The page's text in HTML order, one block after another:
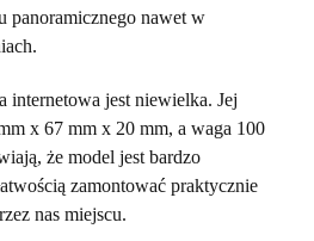
panoramicznego nawet w
internetowa jest niewielka. Jej
x 67 mm x 20 mm, a waga 100
że model jest bardzo
zamontować praktycznie
nas miejscu.